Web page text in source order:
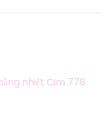
nhiệt Cim 778